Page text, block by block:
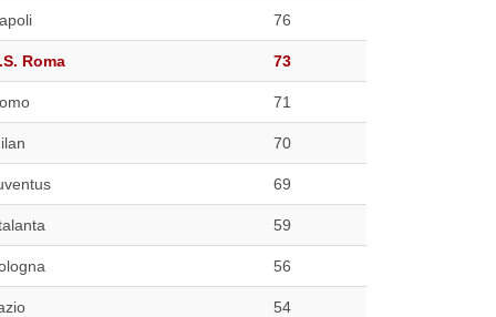
76
Roma 73
71
70
69
59
56
54